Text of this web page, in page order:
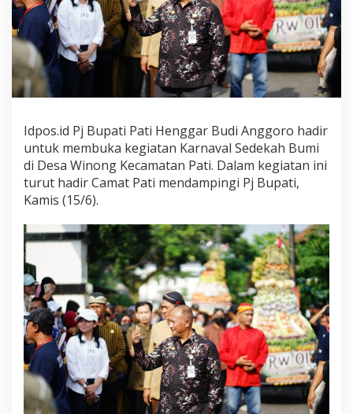
Idpos.id Pj Bupati Pati Henggar Budi Anggoro hadir
untuk membuka kegiatan Karnaval Sedekah Bumi
di Desa Winong Kecamatan Pati. Dalam kegiatan ini
turut hadir Camat Pati mendampingi Pj Bupati,
Kamis (15/6).